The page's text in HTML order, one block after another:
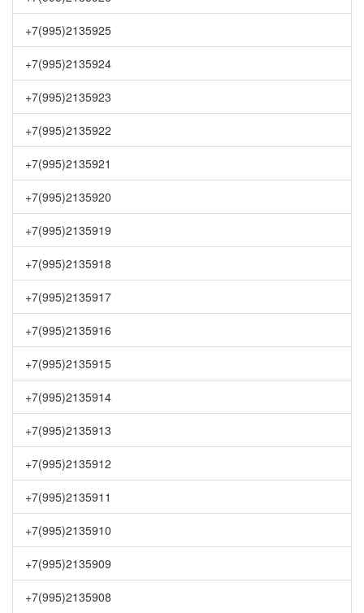
+7(995)2135925
+7(995)2135924
+7(995)2135923
+7(995)2135922
+7(995)2135921
+7(995)2135920
+7(995)2135919
+7(995)2135918
+7(995)2135917
+7(995)2135916
+7(995)2135915
+7(995)2135914
+7(995)2135913
+7(995)2135912
+7(995)2135911
+7(995)2135910
+7(995)2135909
+7(995)2135908